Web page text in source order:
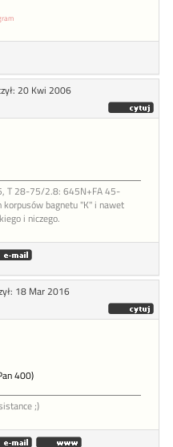
20 Kwi 2006
T 28-75/2.8: 645N+FA 45-
bagnetu "K" i nawet
i niczego.
18 Mar 2016
400)
;)